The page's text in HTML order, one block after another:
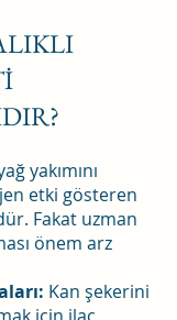
yakımını
etki gösteren
Fakat uzman
önem arz
Kan şekerini